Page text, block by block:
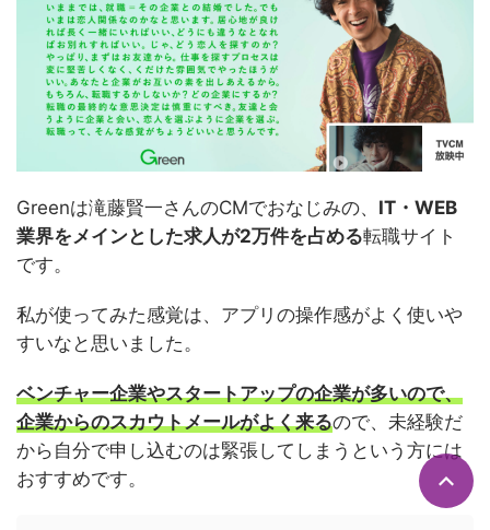
Greenは滝藤賢一さんのCMでおなじみの、 IT・WEB
業界をメインとした求人が2万件を占める転職サイト
です。
私が使ってみた感覚は、アプリの操作感がよく使いや
すいなと思いました。
ベンチャー企業やスタートアップの企業が多いので、
企業からのスカウトメールがよく来るので、未経験だ
から自分で申し込むのは緊張してしまうという方には
おすすめです。